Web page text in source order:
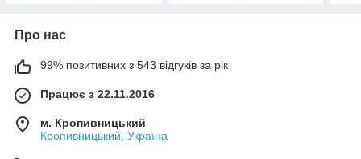
Про нас
99% позитивних з 543 відгуків за рік
Працює з 22.11.2016
м. Кропивницький
Кропивницький, Україна